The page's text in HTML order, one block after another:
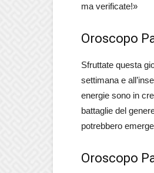
ma verificate!»
Oroscopo
Sfruttate questa
settimana e
energie sono in
battaglie del
potrebbero
Oroscopo